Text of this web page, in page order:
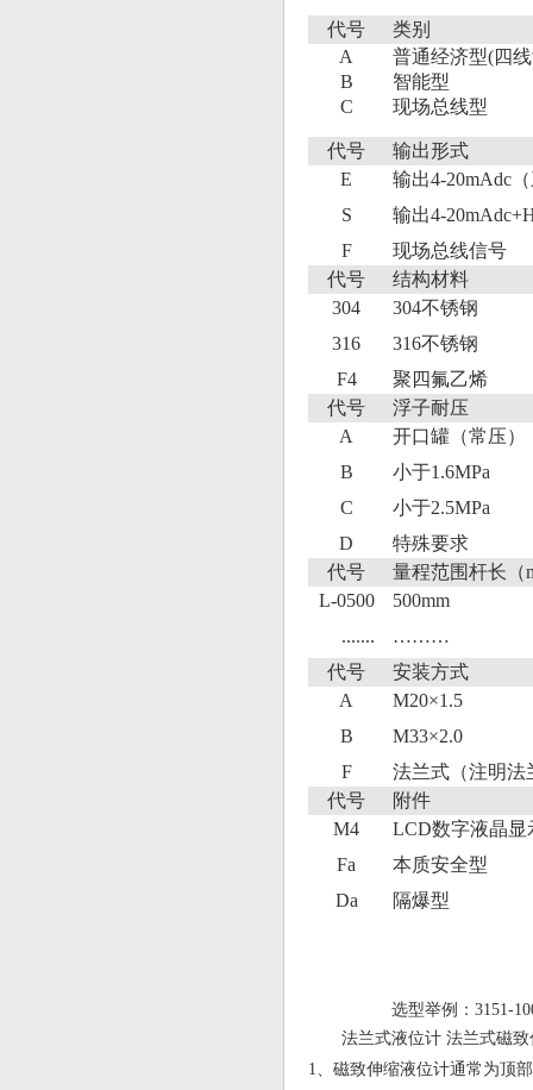
代号
类别
A
B
C
普通经济型(四
智能型
现场总线型
代号
输出形式
E
输出4-20mAdc
S
输出4-
F
现场总线信号
代号
结构材料
304
304不锈钢
316
316不锈钢
F4
聚四氟乙烯
代号
浮子耐压
A
开口罐（常压）
B
小于1.6MPa
C
小于2.5MPa
D
特殊要求
代号
量程范围杆长（
L-0500
500mm
.......
………
代号
安装方式
A
M20×1.5
B
M33×2.0
F
法兰式（注明法
代号
附件
M4
LCD数字液晶显
Fa
本质安全型
Da
隔爆型
选型举例：3151-
法兰式液位计 法兰式磁
1、磁致伸缩液位计通常为顶